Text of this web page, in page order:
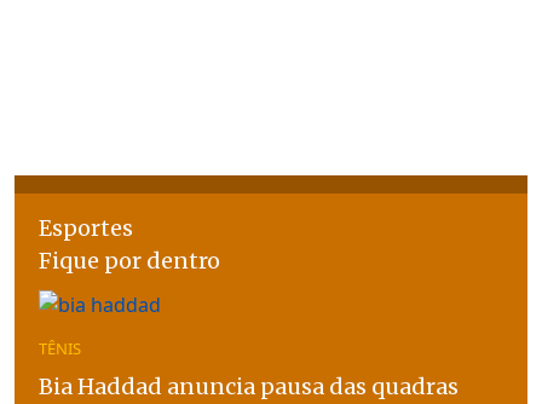
Esportes
Fique por dentro
TÊNIS
Bia Haddad anuncia pausa das quadras